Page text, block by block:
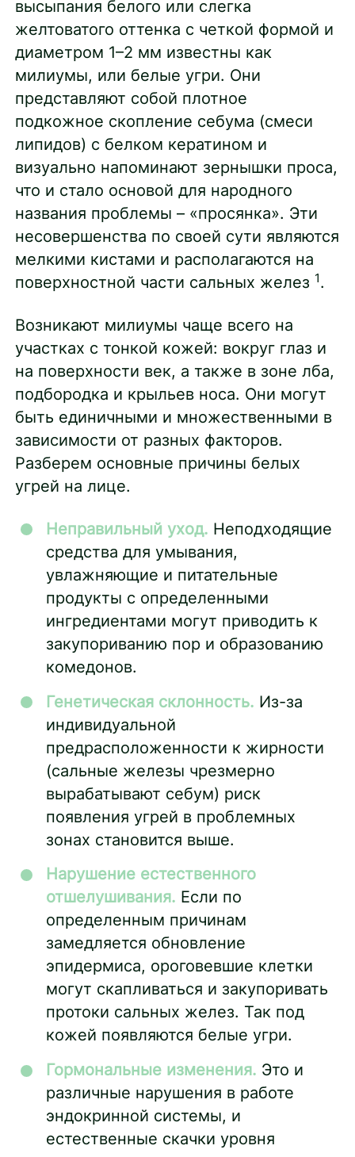
высыпания белого или слегка
желтоватого оттенка с четкой формой и
диаметром 1–2 мм известны как
милиумы, или белые угри. Они
представляют собой плотное
подкожное скопление себума (смеси
липидов) с белком кератином и
визуально напоминают зернышки проса,
что и стало основой для народного
названия проблемы – «просянка». Эти
несовершенства по своей сути являются
мелкими кистами и располагаются на
поверхностной части сальных желез 1.
Возникают милиумы чаще всего на
участках с тонкой кожей: вокруг глаз и
на поверхности век, а также в зоне лба,
подбородка и крыльев носа. Они могут
быть единичными и множественными в
зависимости от разных факторов.
Разберем основные причины белых
угрей на лице.
Неправильный уход. Неподходящие
средства для умывания,
увлажняющие и питательные
продукты с определенными
ингредиентами могут приводить к
закупориванию пор и образованию
комедонов.
Генетическая склонность. Из-за
индивидуальной
предрасположенности к жирности
(сальные железы чрезмерно
вырабатывают себум) риск
появления угрей в проблемных
зонах становится выше.
Нарушение естественного
отшелушивания. Если по
определенным причинам
замедляется обновление
эпидермиса, ороговевшие клетки
могут скапливаться и закупоривать
протоки сальных желез. Так под
кожей появляются белые угри.
Гормональные изменения. Это и
различные нарушения в работе
эндокринной системы, и
естественные скачки уровня